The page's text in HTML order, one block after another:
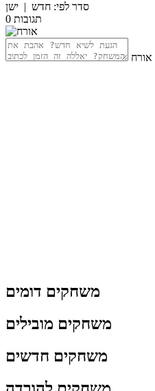
סדר לפי: חדש | ישן
0 תגובות
אורח
משחקים דומים
משחקים מובילים
משחקים חדשים